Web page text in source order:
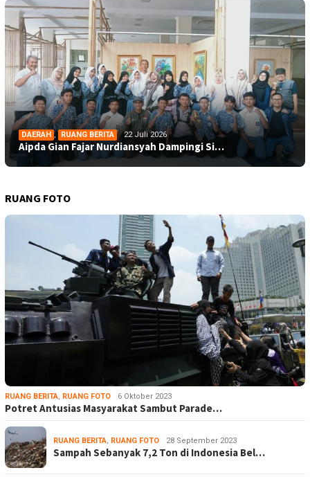
DAERAH , RUANG BERITA 22 Juli 2026
Aipda Gian Fajar Nurdiansyah Dampingi Si…
RUANG FOTO
RUANG BERITA, RUANG FOTO 6 Oktober 2023
Potret Antusias Masyarakat Sambut Parade…
RUANG BERITA, RUANG FOTO 28 September 2023
Sampah Sebanyak 7,2 Ton di Indonesia Bel…